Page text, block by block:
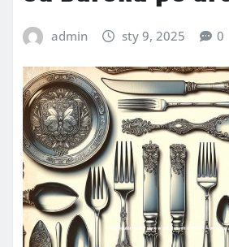
admin sty 9, 2025 0